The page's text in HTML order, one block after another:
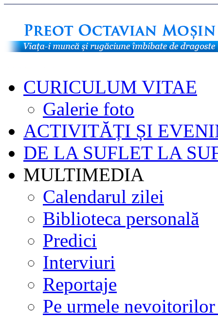
CURICULUM VITAE
Galerie foto
ACTIVITĂȚI ȘI
DE LA SUFLET LA
MULTIMEDIA
Calendarul zilei
Biblioteca personală
Predici
Interviuri
Reportaje
Pe urmele nevoitorilor